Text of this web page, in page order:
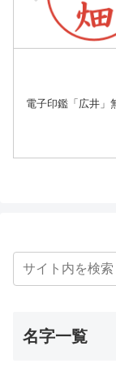
電子印鑑「広井」
名字一覧